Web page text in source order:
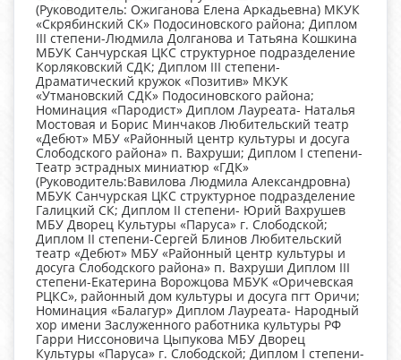
(Руководитель: Ожиганова Елена Аркадьевна) МКУК
«Скрябинский СК» Подосиновского района; Диплом
III степени-Людмила Долганова и Татьяна Кошкина
МБУК Санчурская ЦКС структурное подразделение
Корляковский СДК; Диплом III степени-
Драматический кружок «Позитив» МКУК
«Утмановский СДК» Подосиновского района;
Номинация «Пародист» Диплом Лауреата- Наталья
Мостовая и Борис Минчаков Любительский театр
«Дебют» МБУ «Районный центр культуры и досуга
Слободского района» п. Вахруши; Диплом I степени-
Театр эстрадных миниатюр «ГДК»
(Руководитель:Вавилова Людмила Александровна)
МБУК Санчурская ЦКС структурное подразделение
Галицкий СК; Диплом II степени- Юрий Вахрушев
МБУ Дворец Культуры «Паруса» г. Слободской;
Диплом II степени-Сергей Блинов Любительский
театр «Дебют» МБУ «Районный центр культуры и
досуга Слободского района» п. Вахруши Диплом III
степени-Екатерина Ворожцова МБУК «Оричевская
РЦКС», районный дом культуры и досуга пгт Оричи;
Номинация «Балагур» Диплом Лауреата- Народный
хор имени Заслуженного работника культуры РФ
Гарри Ниссоновича Цыпукова МБУ Дворец
Культуры «Паруса» г. Слободской; Диплом I степени-